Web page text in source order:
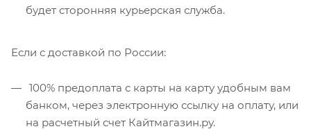
будет сторонняя курьерская служба.
Если с доставкой по России:
100% предоплата с карты на карту удобным вам
банком, через электронную ссылку на оплату, или
на расчетный счет Кайтмагазин.ру.